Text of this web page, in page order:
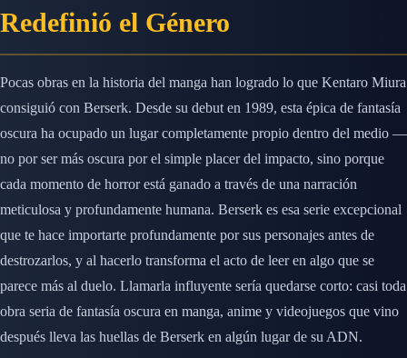
Redefinió el Género
Pocas obras en la historia del manga han logrado lo que Kentaro Miura
consiguió con Berserk. Desde su debut en 1989, esta épica de fantasía
oscura ha ocupado un lugar completamente propio dentro del medio —
no por ser más oscura por el simple placer del impacto, sino porque
cada momento de horror está ganado a través de una narración
meticulosa y profundamente humana. Berserk es esa serie excepcional
que te hace importarte profundamente por sus personajes antes de
destrozarlos, y al hacerlo transforma el acto de leer en algo que se
parece más al duelo. Llamarla influyente sería quedarse corto: casi toda
obra seria de fantasía oscura en manga, anime y videojuegos que vino
después lleva las huellas de Berserk en algún lugar de su ADN.